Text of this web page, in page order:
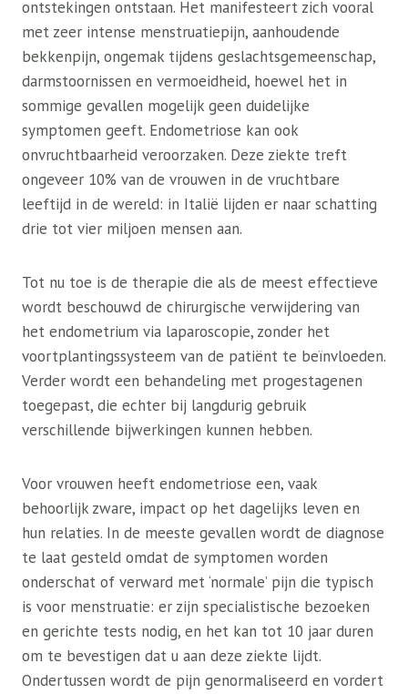
ontstekingen ontstaan. Het manifesteert zich vooral
met zeer intense menstruatiepijn, aanhoudende
bekkenpijn, ongemak tijdens geslachtsgemeenschap,
darmstoornissen en vermoeidheid, hoewel het in
sommige gevallen mogelijk geen duidelijke
symptomen geeft. Endometriose kan ook
onvruchtbaarheid veroorzaken. Deze ziekte treft
ongeveer 10% van de vrouwen in de vruchtbare
leeftijd in de wereld: in Italië lijden er naar schatting
drie tot vier miljoen mensen aan.
Tot nu toe is de therapie die als de meest effectieve
wordt beschouwd de chirurgische verwijdering van
het endometrium via laparoscopie, zonder het
voortplantingssysteem van de patiënt te beïnvloeden.
Verder wordt een behandeling met progestagenen
toegepast, die echter bij langdurig gebruik
verschillende bijwerkingen kunnen hebben.
Voor vrouwen heeft endometriose een, vaak
behoorlijk zware, impact op het dagelijks leven en
hun relaties. In de meeste gevallen wordt de diagnose
te laat gesteld omdat de symptomen worden
onderschat of verward met ‘normale’ pijn die typisch
is voor menstruatie: er zijn specialistische bezoeken
en gerichte tests nodig, en het kan tot 10 jaar duren
om te bevestigen dat u aan deze ziekte lijdt.
Ondertussen wordt de pijn genormaliseerd en vordert